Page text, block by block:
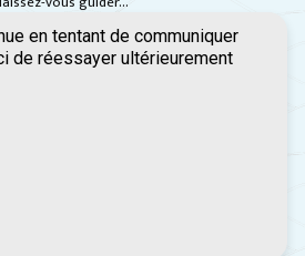
en tentant de communiquer
de réessayer ultérieurement